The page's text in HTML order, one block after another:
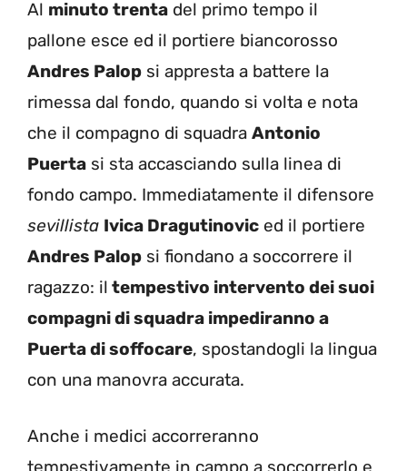
Al minuto trenta del primo tempo il
pallone esce ed il portiere biancorosso
Andres Palop si appresta a battere la
rimessa dal fondo, quando si volta e nota
che il compagno di squadra Antonio
Puerta si sta accasciando sulla linea di
fondo campo. Immediatamente il difensore
sevillista Ivica Dragutinovic ed il portiere
Andres Palop si fiondano a soccorrere il
ragazzo: il tempestivo intervento dei suoi
compagni di squadra impediranno a
Puerta di soffocare, spostandogli la lingua
con una manovra accurata.
Anche i medici accorreranno